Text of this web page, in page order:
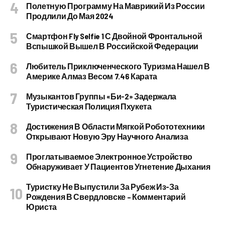
Полетную Программу На Маврикий Из России
Продлили До Мая 2024
Смартфон Fly Selfie 1 С Двойной Фронтальной
Вспышкой Вышел В Российской Федерации
Любитель Приключенческого Туризма Нашел В
Америке Алмаз Весом 7.46 Карата
Музыкантов Группы «Би-2» Задержала
Туристическая Полиция Пхукета
Достижения В Области Мягкой Робототехники
Открывают Новую Эру Научного Анализа
Проглатываемое Электронное Устройство
Обнаруживает У Пациентов Угнетение Дыхания
Туристку Не Выпустили За Рубеж Из-За
Рождения В Свердловске – Комментарий
Юриста